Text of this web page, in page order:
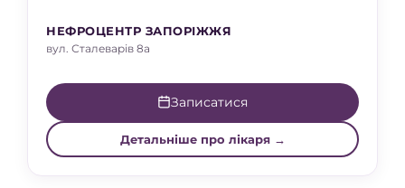
НЕФРОЦЕНТР ЗАПОРІЖЖЯ
вул. Сталеварів 8а
Записатися
Детальніше про лікаря →